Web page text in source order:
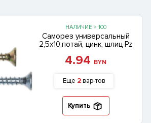
НАЛИЧИЕ > 100
Саморез универсальный
2,5х10,потай, цинк, шлиц Pz
4.94 BYN
Еще 2 вар-тов
Купить